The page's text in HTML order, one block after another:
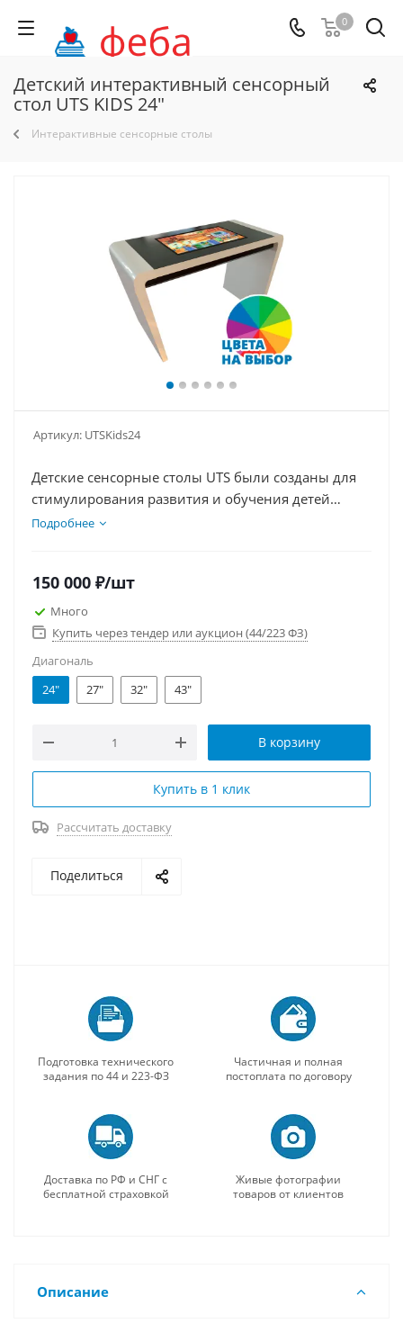
0
Детский интерактивный сенсорный
стол UTS KIDS 24"
Интерактивные сенсорные столы
Артикул: UTSKids24
Детские сенсорные столы UTS были созданы для
стимулирования развития и обучения детей
дошкольного возраста и учащихся младших
дополнительных развивающих программ
отдельно
Подробнее
150 000 ₽/шт
Много
Купить через тендер или аукцион (44/223 ФЗ)
Диагональ
24"
27" 32" 43"
В корзину
Купить в 1 клик
Рассчитать доставку
Поделиться
Подготовка технического
задания по 44 и 223-ФЗ
Частичная и полная
постоплата по договору
Доставка по РФ и СНГ с
бесплатной страховкой
Живые фотографии
товаров от клиентов
Описание